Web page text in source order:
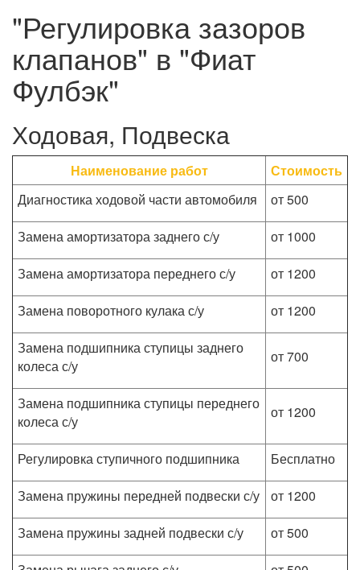
"Регулировка зазоров
клапанов" в "Фиат
Фулбэк"
Ходовая, Подвеска
Наименование работ
Стоимость
Диагностика ходовой части автомобиля
от 500
Замена амортизатора заднего с/у
от 1000
Замена амортизатора переднего с/у
от 1200
Замена поворотного кулака с/у
от 1200
Замена подшипника ступицы заднего
колеса с/у
от 700
Замена подшипника ступицы переднего
колеса с/у
от 1200
Регулировка ступичного подшипника
Бесплатно
Замена пружины передней подвески с/у
от 1200
Замена пружины задней подвески с/у
от 500